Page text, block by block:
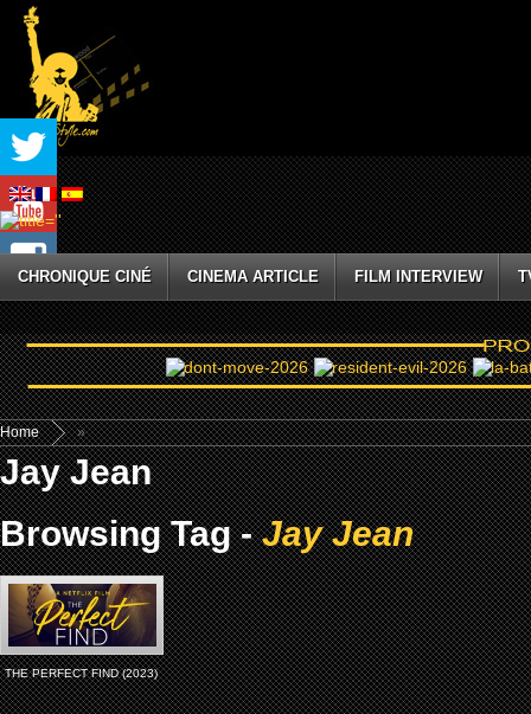
CHRONIQUE CINÉ CINEMA ARTICLE FILM INTERVIEW
Home »
Jay Jean
Browsing Tag -Jay Jean
THE PERFECT FIND (2023)